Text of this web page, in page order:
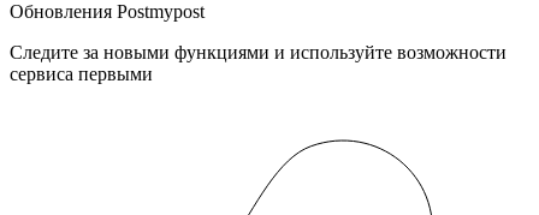
Обновления Postmypost
Следите за новыми функциями и используйте возможности
сервиса первыми